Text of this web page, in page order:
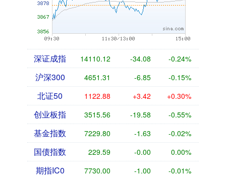
深证成指 14110.12 -34.08 -0.24%
沪深300 4651.31 -6.85 -0.15%
北证50 1122.88 +3.42 +0.30%
创业板指 3515.56 -19.58 -0.55%
基金指数 7229.80 -1.63 -0.02%
国债指数 229.59 -0.00 0.00%
期指IC0 7730.00 -1.00 -0.01%